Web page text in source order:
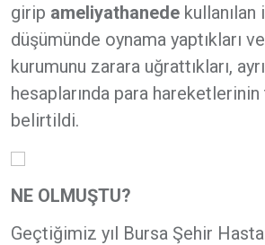
girip ameliyathanede kullanılan
düşümünde oynama yaptıkları
kurumunu zarara uğrattıkları,
hesaplarında para
belirtildi.
NE OLMUŞTU?
Geçtiğimiz yıl Bursa Şehir